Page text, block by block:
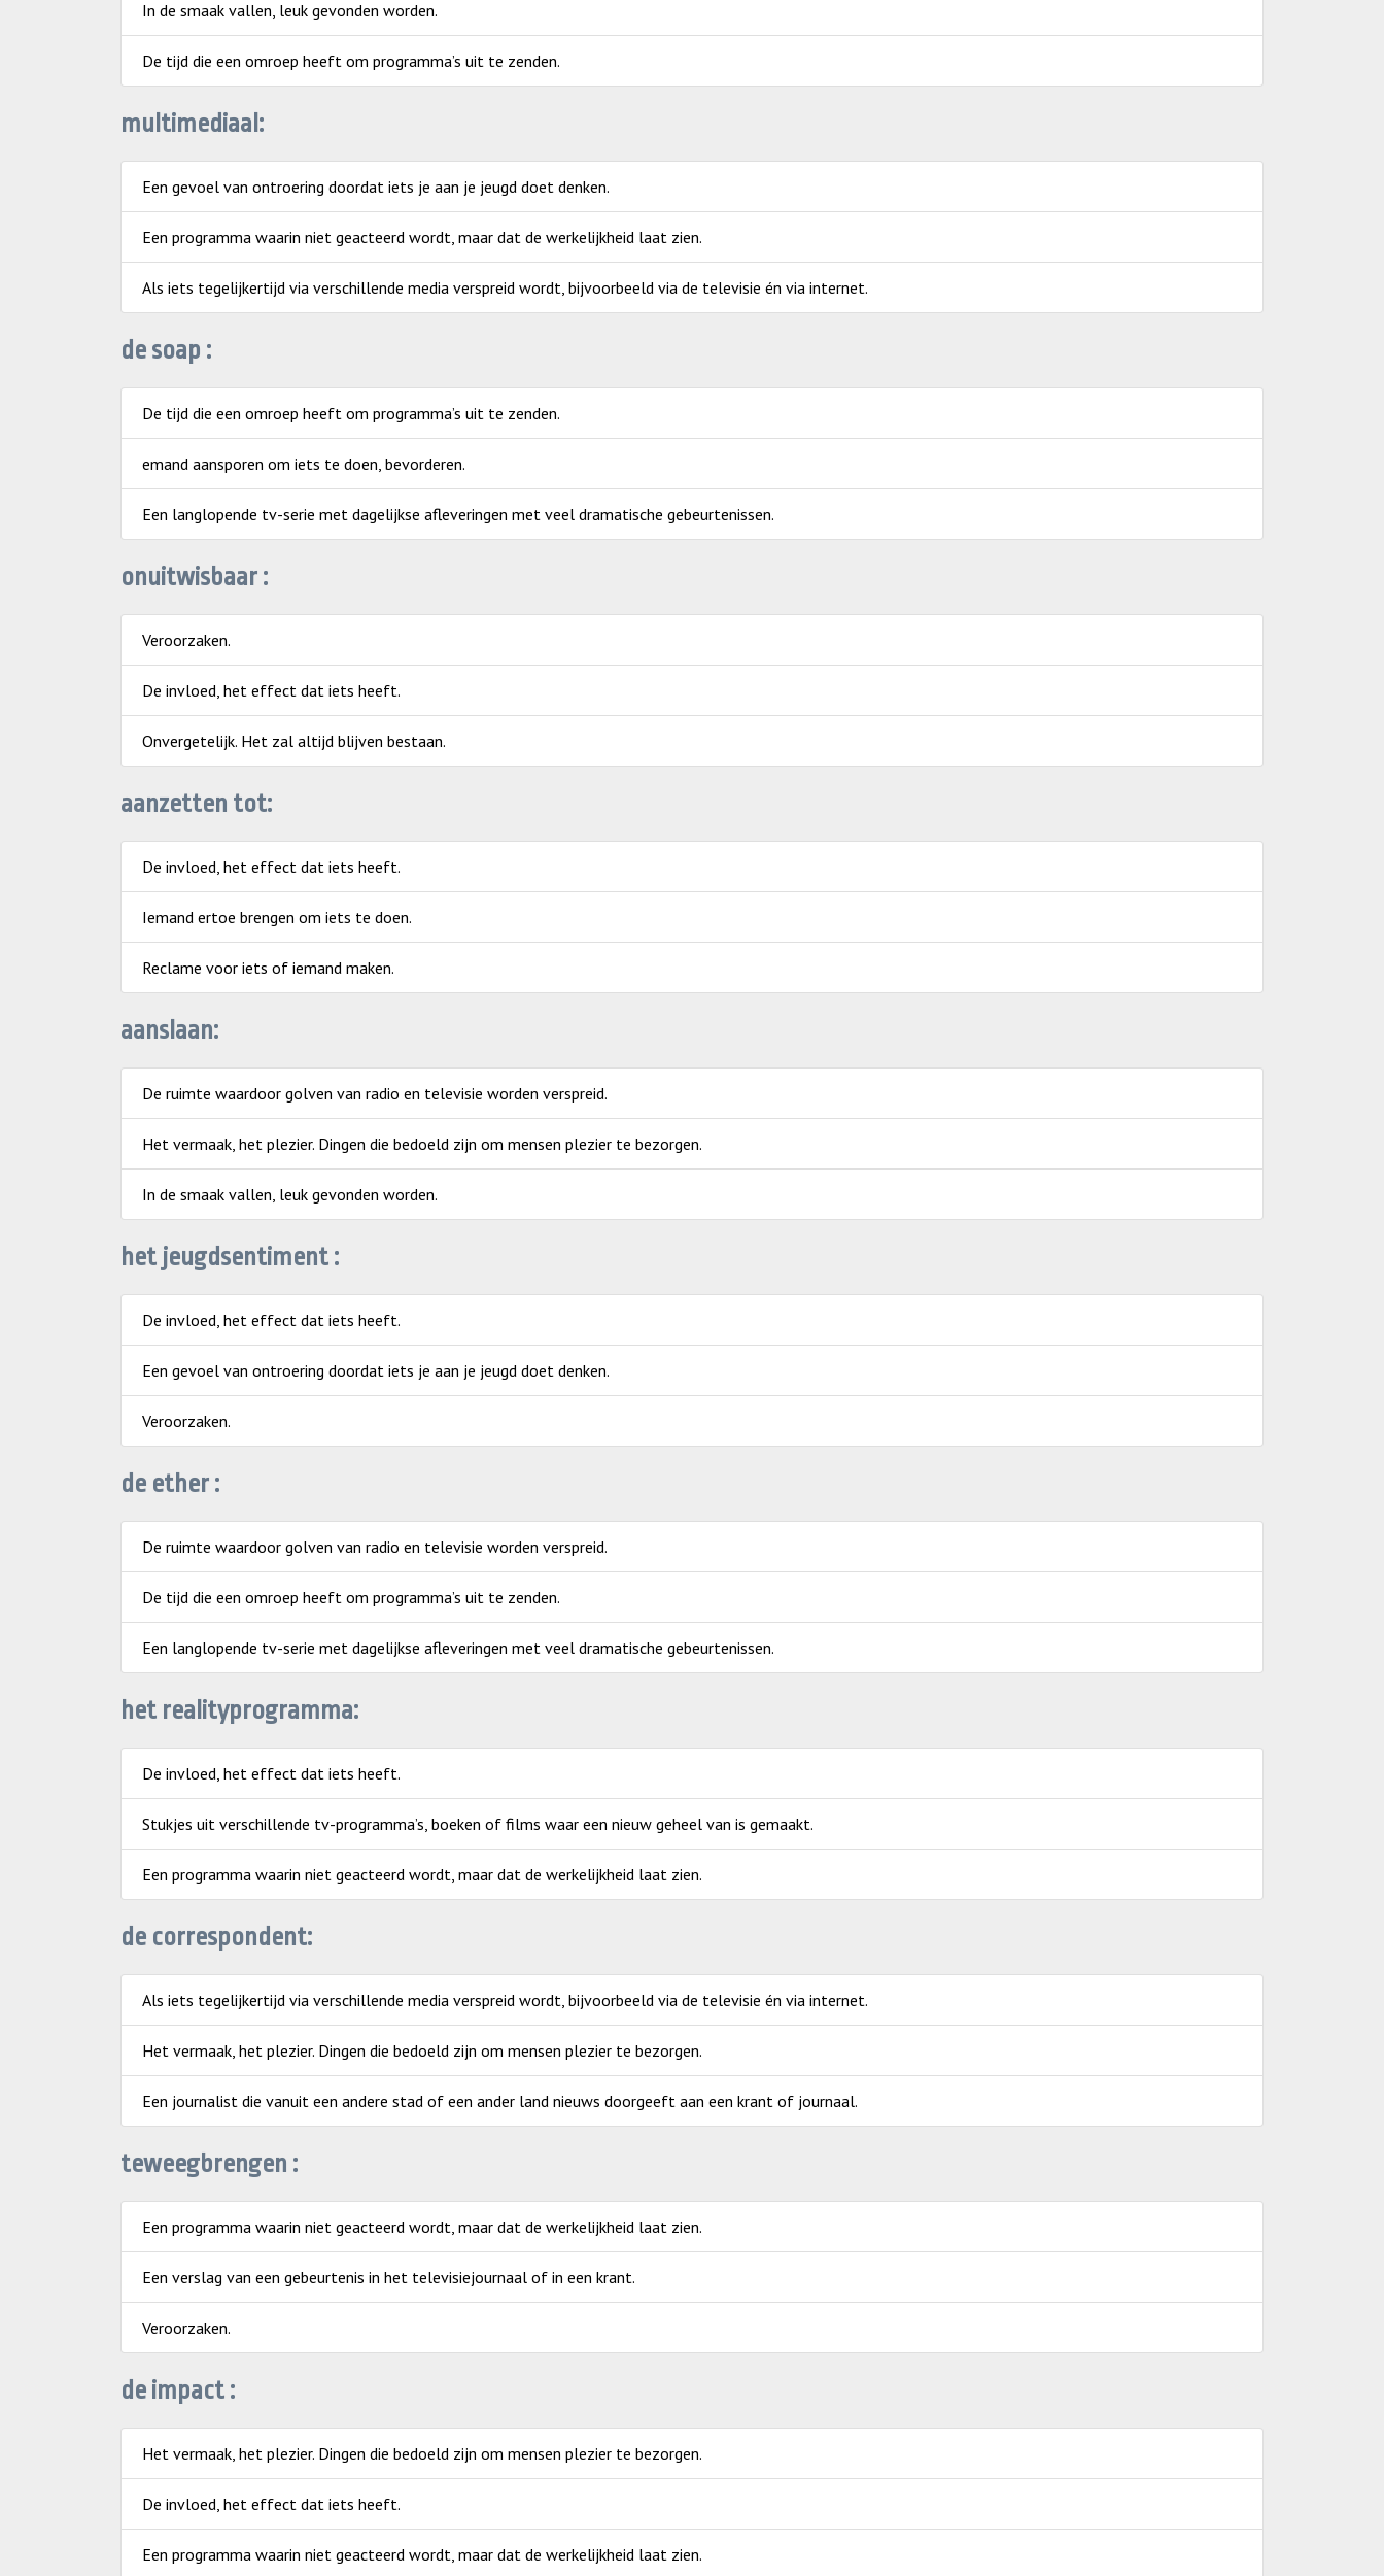
In de smaak vallen, leuk gevonden worden.
De tijd die een omroep heeft om programma’s uit te zenden.
multimediaal:
Een gevoel van ontroering doordat iets je aan je jeugd doet denken.
Een programma waarin niet geacteerd wordt, maar dat de werkelijkheid laat zien.
Als iets tegelijkertijd via verschillende media verspreid wordt, bijvoorbeeld via de televisie én via internet.
de soap :
De tijd die een omroep heeft om programma’s uit te zenden.
emand aansporen om iets te doen, bevorderen.
Een langlopende tv-serie met dagelijkse afleveringen met veel dramatische gebeurtenissen.
onuitwisbaar :
Veroorzaken.
De invloed, het effect dat iets heeft.
Onvergetelijk. Het zal altijd blijven bestaan.
aanzetten tot:
De invloed, het effect dat iets heeft.
Iemand ertoe brengen om iets te doen.
Reclame voor iets of iemand maken.
aanslaan:
De ruimte waardoor golven van radio en televisie worden verspreid.
Het vermaak, het plezier. Dingen die bedoeld zijn om mensen plezier te bezorgen.
In de smaak vallen, leuk gevonden worden.
het jeugdsentiment :
De invloed, het effect dat iets heeft.
Een gevoel van ontroering doordat iets je aan je jeugd doet denken.
Veroorzaken.
de ether :
De ruimte waardoor golven van radio en televisie worden verspreid.
De tijd die een omroep heeft om programma’s uit te zenden.
Een langlopende tv-serie met dagelijkse afleveringen met veel dramatische gebeurtenissen.
het realityprogramma:
De invloed, het effect dat iets heeft.
Stukjes uit verschillende tv-programma’s, boeken of films waar een nieuw geheel van is gemaakt.
Een programma waarin niet geacteerd wordt, maar dat de werkelijkheid laat zien.
de correspondent:
Als iets tegelijkertijd via verschillende media verspreid wordt, bijvoorbeeld via de televisie én via internet.
Het vermaak, het plezier. Dingen die bedoeld zijn om mensen plezier te bezorgen.
Een journalist die vanuit een andere stad of een ander land nieuws doorgeeft aan een krant of journaal.
teweegbrengen :
Een programma waarin niet geacteerd wordt, maar dat de werkelijkheid laat zien.
Een verslag van een gebeurtenis in het televisiejournaal of in een krant.
Veroorzaken.
de impact :
Het vermaak, het plezier. Dingen die bedoeld zijn om mensen plezier te bezorgen.
De invloed, het effect dat iets heeft.
Een programma waarin niet geacteerd wordt, maar dat de werkelijkheid laat zien.